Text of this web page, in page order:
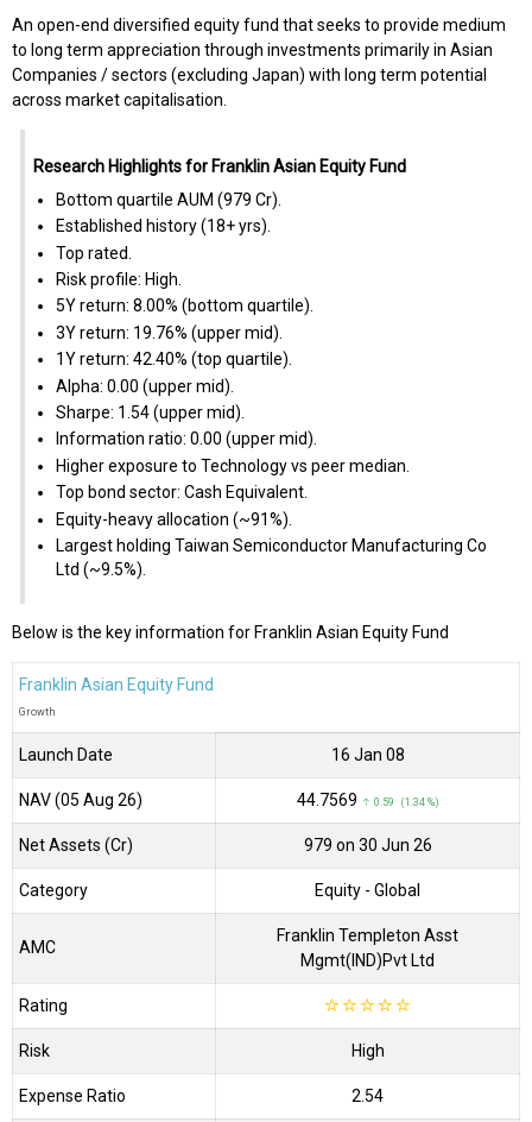
An open-end diversified equity fund that seeks to provide medium
to long term appreciation through investments primarily in Asian
Companies / sectors (excluding Japan) with long term potential
across market capitalisation.
Research Highlights for Franklin Asian Equity Fund
Bottom quartile AUM (₹979 Cr).
Established history (18+ yrs).
Top rated.
Risk profile: High.
5Y return: 8.00% (bottom quartile).
3Y return: 19.76% (upper mid).
1Y return: 42.40% (top quartile).
Alpha: 0.00 (upper mid).
Sharpe: 1.54 (upper mid).
Information ratio: 0.00 (upper mid).
Higher exposure to Technology vs peer median.
Top bond sector: Cash Equivalent.
Equity-heavy allocation (~91%).
Largest holding Taiwan Semiconductor Manufacturing Co
Ltd (~9.5%).
Below is the key information for Franklin Asian Equity Fund
Franklin Asian Equity Fund
Growth
Launch Date 16 Jan 08
NAV (05 Aug 26) ₹44.7569 ↑ 0.59 (1.34 %)
Net Assets (Cr) ₹979 on 30 Jun 26
Category Equity - Global
AMC
Franklin Templeton Asst
Mgmt(IND)Pvt Ltd
Rating ☆☆☆☆☆
Risk High
Expense Ratio 2.54